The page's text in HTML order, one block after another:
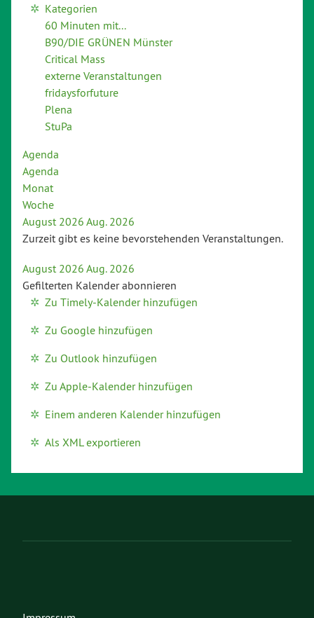
Kategorien
60 Minuten mit...
B90/DIE GRÜNEN Münster
Critical Mass
externe Veranstaltungen
fridaysforfuture
Plena
StuPa
Agenda
Agenda
Monat
Woche
August 2026 Aug. 2026
Zurzeit gibt es keine bevorstehenden Veranstaltungen.
August 2026 Aug. 2026
Gefilterten Kalender abonnieren
Zu Timely-Kalender hinzufügen
Zu Google hinzufügen
Zu Outlook hinzufügen
Zu Apple-Kalender hinzufügen
Einem anderen Kalender hinzufügen
Als XML exportieren